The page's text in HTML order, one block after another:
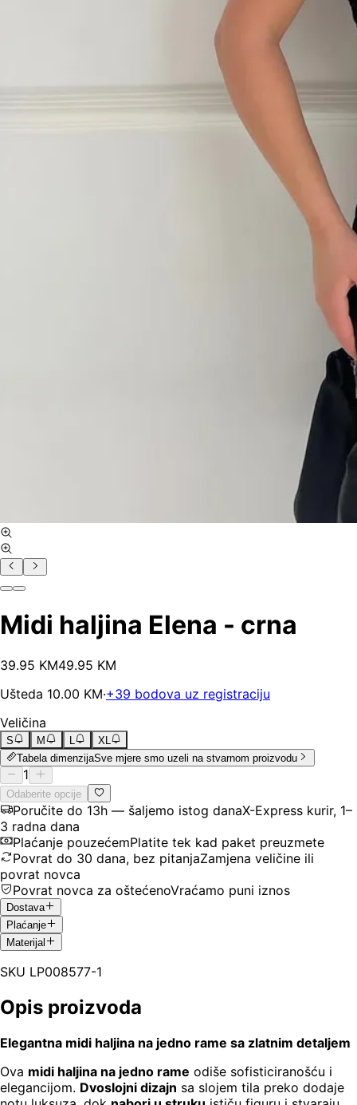
Midi haljina Elena - crna
39.95 KM49.95 KM
Ušteda 10.00 KM·+39 bodova uz registraciju
Veličina
S M L
XL
Tabela dimenzijaSve mjere smo uzeli na stvarnom proizvodu
1
Odaberite opcije
Poručite do 13h — šaljemo istog danaX-Express kurir, 1–
3 radna dana
Plaćanje pouzećemPlatite tek kad paket preuzmete
Povrat do 30 dana, bez pitanjaZamjena veličine ili
povrat novca
Povrat novca za oštećenoVraćamo puni iznos
Dostava
Plaćanje
Materijal
SKU LP008577-1
Opis proizvoda
Elegantna midi haljina na jedno rame sa zlatnim detaljem
Ova midi haljina na jedno rame odiše sofisticiranošću i
elegancijom. Dvoslojni dizajn sa slojem tila preko dodaje